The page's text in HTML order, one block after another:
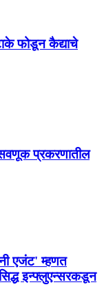
फोडून कैद्याचे
प्रकरणातील
एजंट' म्हणत
इन्फ्लुएन्सरकडून